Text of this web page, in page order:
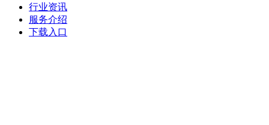
行业资讯
服务介绍
下载入口